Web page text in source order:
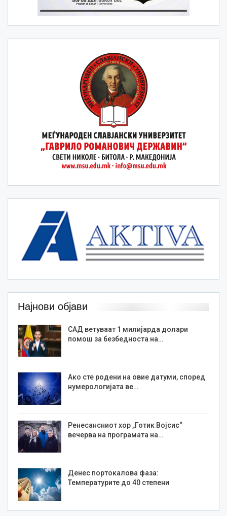
Најнови објави
САД ветуваат 1 милијарда долари
помош за безбедноста на…
Ако сте родени на овие датуми, според
нумерологијата ве…
Ренесансниот хор „Готик Војсис“
вечерва на програмата на…
Денес портокалова фаза:
Температурите до 40 степени